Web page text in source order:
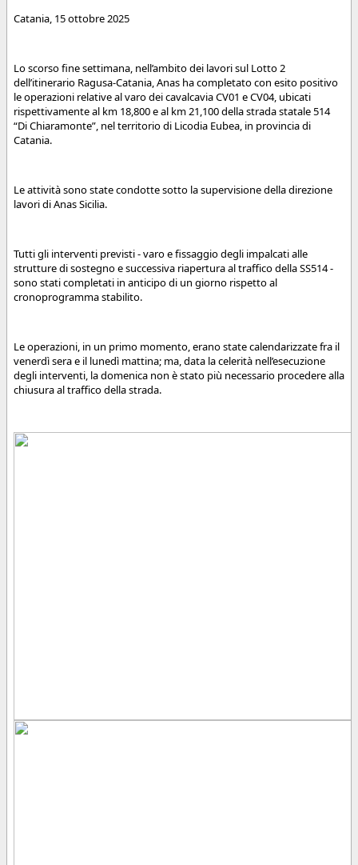
Catania, 15 ottobre 2025
Lo scorso fine settimana, nell’ambito dei lavori sul Lotto 2
dell’itinerario Ragusa-Catania, Anas ha completato con esito positivo
le operazioni relative al varo dei cavalcavia CV01 e CV04, ubicati
rispettivamente al km 18,800 e al km 21,100 della strada statale 514
“Di Chiaramonte”, nel territorio di Licodia Eubea, in provincia di
Catania.
Le attività sono state condotte sotto la supervisione della direzione
lavori di Anas Sicilia.
Tutti gli interventi previsti - varo e fissaggio degli impalcati alle
strutture di sostegno e successiva riapertura al traffico della SS514 -
sono stati completati in anticipo di un giorno rispetto al
cronoprogramma stabilito.
Le operazioni, in un primo momento, erano state calendarizzate fra il
venerdì sera e il lunedì mattina; ma, data la celerità nell’esecuzione
degli interventi, la domenica non è stato più necessario procedere alla
chiusura al traffico della strada.